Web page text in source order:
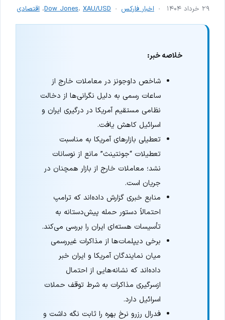
۲۹ خرداد ۱۴۰۴ اخبار فارکس Dow Jones، XAU/USD ، اقتصادی
خلاصه خبر:
شاخص داوجونز در معاملات خارج از
ساعات رسمی به دلیل نگرانی‌ها از دخالت
نظامی مستقیم آمریکا در درگیری ایران و
اسرائیل کاهش یافت.
تعطیلی بازارهای آمریکا به مناسبت
تعطیلات “جونتینث” مانع از نوسانات
نشد؛ معاملات خارج از بازار همچنان در
جریان است.
منابع خبری گزارش داده‌اند که ترامپ
احتمالاً دستور حمله پیش‌دستانه به
تأسیسات هسته‌ای ایران را بررسی می‌کند.
برخی دیپلمات‌ها از مذاکرات غیررسمی
میان نمایندگان آمریکا و ایران خبر
داده‌اند که نشانه‌هایی از احتمال
ازسرگیری مذاکرات به شرط توقف حملات
اسرائیل دارد.
فدرال رزرو نرخ بهره را ثابت نگه داشت و